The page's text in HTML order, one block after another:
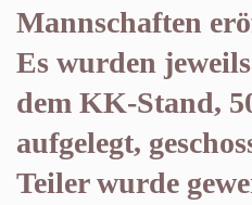
Mannschaften
Es wurden
dem KK-Stand,
aufgelegt,
Teiler wurde